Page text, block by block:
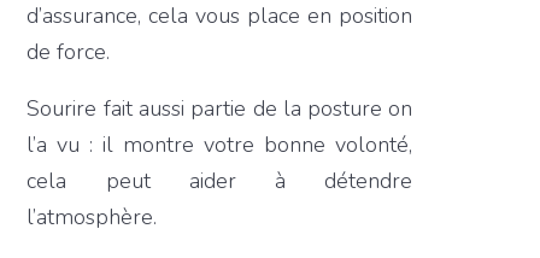
d’assurance, cela vous place en position
de force.
Sourire fait aussi partie de la posture on
l’a vu : il montre votre bonne volonté,
cela peut aider à détendre
l’atmosphère.